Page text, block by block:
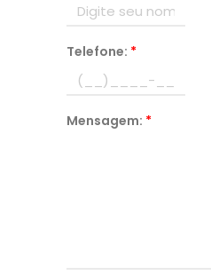
Telefone: *
Mensagem: *